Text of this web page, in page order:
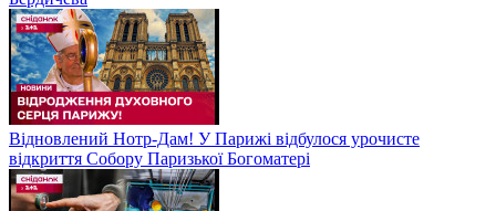
Відновлений Нотр-Дам! У Парижі відбулося урочисте
відкриття Собору Паризької Богоматері